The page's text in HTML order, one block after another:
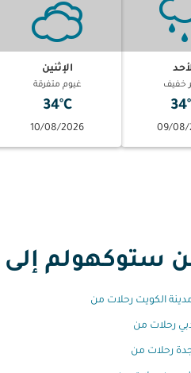
خفيف
09/08/
الإثنين
غيوم متفرقة
34°C
10/08/2026
ستوكهولم إلى
الكويت رحلات من
رحلات من
رحلات من